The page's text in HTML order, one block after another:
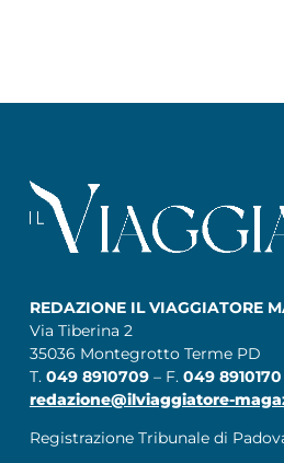
REDAZIONE IL VIAGGIATORE
Via Tiberina 2
35036 Montegrotto Terme PD
T. 049 8910709 – F. 049 8910170
redazione@ilviaggiatore-
Registrazione Tribunale di